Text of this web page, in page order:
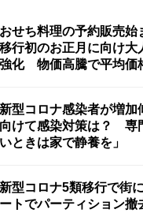
おせち料理の予約販売
移行初のお正月に向け大
強化 物価高騰で平均価
新型コロナ感染者が増
向けて感染対策は？ 専
いときは家で静養を」
新型コロナ5類移行で街
ートでパーティション